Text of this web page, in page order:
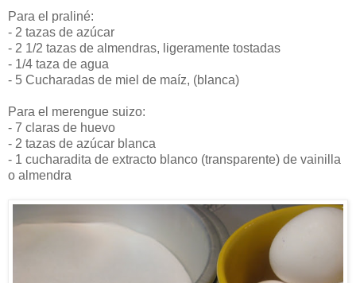
Para el praliné:
- 2 tazas de azúcar
- 2 1/2 tazas de almendras, ligeramente tostadas
- 1/4 taza de agua
- 5 Cucharadas de miel de maíz, (blanca)
Para el merengue suizo:
- 7 claras de huevo
- 2 tazas de azúcar blanca
- 1 cucharadita de extracto blanco (transparente) de vainilla
o almendra